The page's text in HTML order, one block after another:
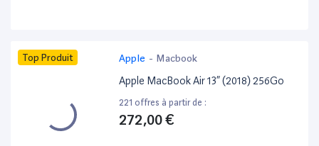
Top Produit Apple - Macbook
Apple MacBook Air 13” (2018) 256Go
221 offres à partir de :
272,00 €